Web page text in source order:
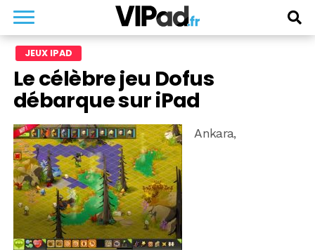
JEUX IPAD
Le célèbre jeu Dofus
débarque sur iPad
Ankara,